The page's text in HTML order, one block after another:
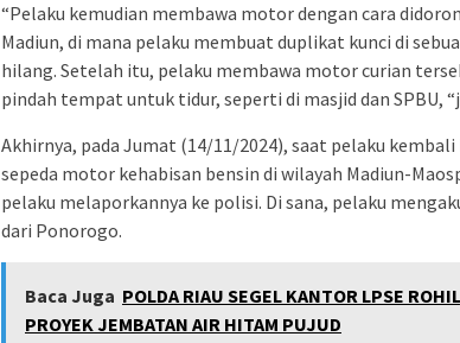
“Pelaku kemudian membawa motor dengan cara
Madiun, di mana pelaku membuat duplikat kunci di
hilang. Setelah itu, pelaku membawa motor curian
pindah tempat untuk tidur, seperti di masjid dan SPBU,
Akhirnya, pada Jumat (14/11/2024), saat pelaku
sepeda motor kehabisan bensin di wilayah Madiun-
pelaku melaporkannya ke polisi. Di sana, pelaku
dari Ponorogo.
Baca Juga POLDA RIAU SEGEL KANTOR LPSE
PROYEK JEMBATAN AIR HITAM PUJUD